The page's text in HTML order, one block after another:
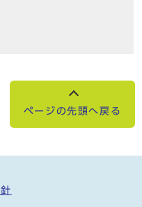
ページの先頭へ戻る